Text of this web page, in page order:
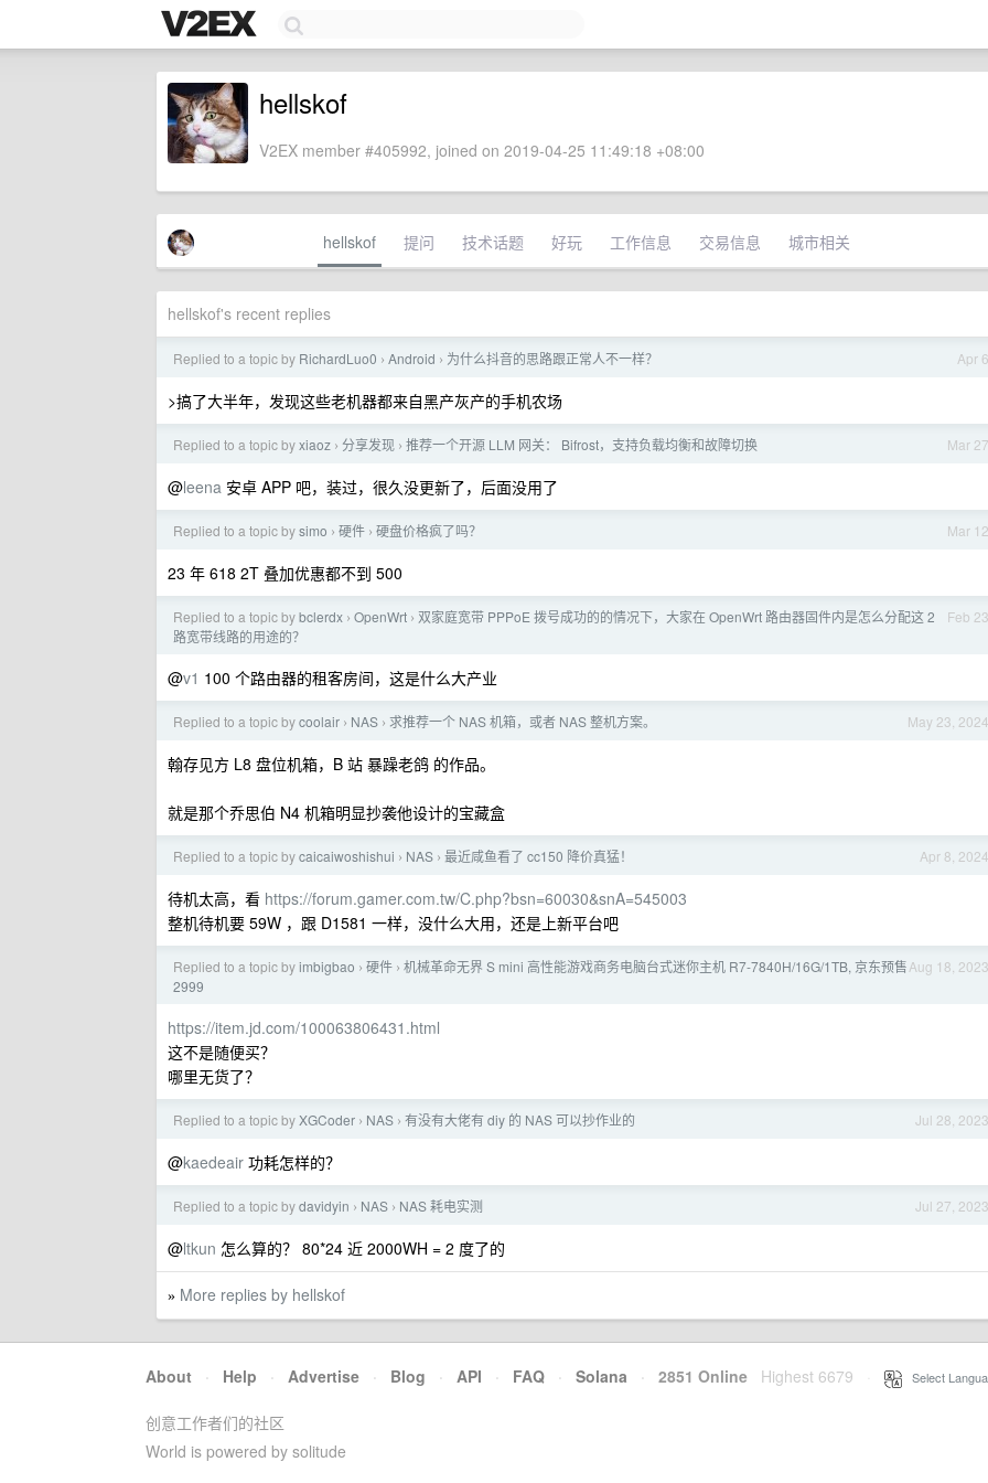
hellskof
V2EX member #405992, joined on 2019-04-25 11:49:18 +08:00
hellskof 提问 技术话题 好玩 工作信息 交易信息 城市相关
hellskof's recent replies
Apr 6
Replied to a topic by RichardLuo0 › Android › 为什么抖音的思路跟正常人不一样？
>搞了大半年，发现这些老机器都来自黑产灰产的手机农场
Mar 27
Replied to a topic byxiaoz › 分享发现 › 推荐一个开源 LLM 网关： Bifrost，支持负载均衡和故障切换
@leena 安卓 APP 吧，装过，很久没更新了，后面没用了
Mar 12
Replied to a topic bysimo › 硬件 › 硬盘价格疯了吗？
23 年 618 2T 叠加优惠都不到 500
Feb 23
Replied to a topic bybclerdx › OpenWrt › 双家庭宽带 PPPoE 拨号成功的的情况下，大家在 OpenWrt 路由器固件内是怎么分配这 2
路宽带线路的用途的？
@v1 100 个路由器的租客房间，这是什么大产业
May 23, 2024
Replied to a topic bycoolair › NAS › 求推荐一个 NAS 机箱，或者 NAS 整机方案。
翰存见方 L8 盘位机箱，B 站 暴躁老鸽 的作品。
就是那个乔思伯 N4 机箱明显抄袭他设计的宝藏盒
Apr 8, 2024
Replied to a topic bycaicaiwoshishui › NAS › 最近咸鱼看了 cc150 降价真猛！
待机太高，看 https://forum.gamer.com.tw/C.php?bsn=60030&snA=545003
整机待机要 59W ，跟 D1581 一样，没什么大用，还是上新平台吧
Aug 18, 2023
Replied to a topic byimbigbao › 硬件 › 机械革命无界 S mini 高性能游戏商务电脑台式迷你主机 R7-7840H/16G/1TB, 京东预售
2999
https://item.jd.com/100063806431.html
这不是随便买？
哪里无货了？
Jul 28, 2023
Replied to a topic byXGCoder › NAS › 有没有大佬有 diy 的 NAS 可以抄作业的
@kaedeair 功耗怎样的？
Jul 27, 2023
Replied to a topic bydavidyin › NAS › NAS 耗电实测
@ltkun 怎么算的？ 80*24 近 2000WH = 2 度了的
» More replies by hellskof
About · Help · Advertise · Blog · API · FAQ · Solana · 2851 Online Highest 6679 Select
创意工作者们的社区
World is powered by solitude